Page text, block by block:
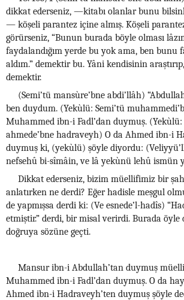
dikkat ederseniz, —kitabı olanlar bunu
— köşeli parantez içine almış. Köşeli
görürseniz, “Bunun burada böyle olması
faydalandığım yerde bu yok ama, ben bunu
aldım.” demektir bu. Yâni kendisinin
demektir.
(Semi’tü mansùre’bne abdi’llâh)
ben duydum. (Yekùlü: Semi’tü
Muhammed ibn-i Fadl’dan duymuş. (Yekùlü:
ahmede’bne hadraveyh) O da Ahmed ibn-i
duymuş ki, (yekùlü) şöyle diyordu:
nefsehû bi-sîmâin, ve lâ yekùnü lehû ismün
Dikkat ederseniz, bizim müellifimiz bir
anlatırken ne derdi? Eğer hadisle meşgul
de yapmışsa derdi ki: (Ve esnede’l-hadîs)
etmiştir.” derdi, bir misal verirdi. Burada öyle
doğruya sözüne geçti.
Mansur ibn-i Abdullah’tan duymuş
Muhammed ibn-i Fadl’dan duymuş. O da
Ahmed ibn-i Hadraveyh’ten duymuş şöyle